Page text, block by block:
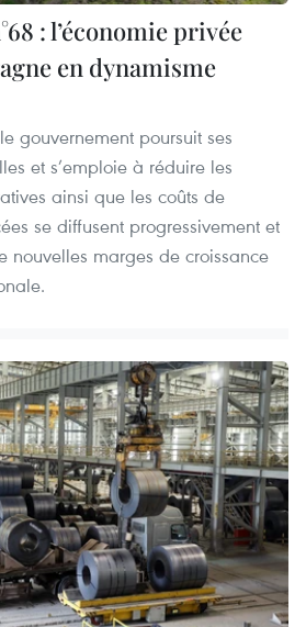
: l’économie privée
en dynamisme
gouvernement poursuit ses
et s’emploie à réduire les
ainsi que les coûts de
se diffusent progressivement et
nouvelles marges de croissance